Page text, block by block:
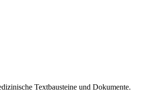
Textbausteine und Dokumente.